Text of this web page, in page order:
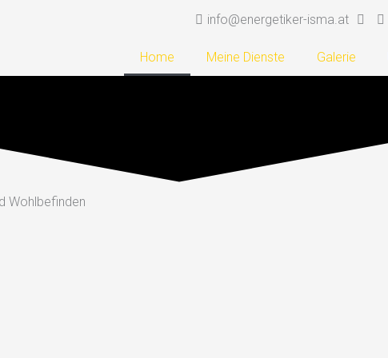
info@energetiker-isma.at
Home Meine Dienste Galerie
Wohlbefinden